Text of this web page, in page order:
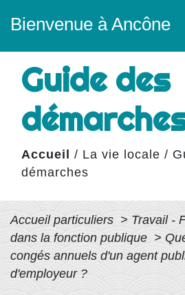
Bienvenue à Ancône
Guide des
Accueil / La vie locale /
démarches
Accueil particuliers > Travail -
dans la fonction publique >
congés annuels d'un agent
d'employeur ?